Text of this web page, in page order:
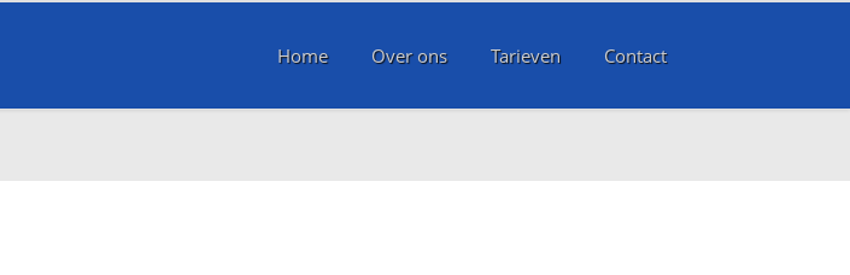
Home Over ons Tarieven Contact